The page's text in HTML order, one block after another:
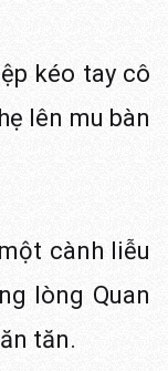
kéo tay cô
lên mu bàn
cành liễu
lòng Quan
tăn.